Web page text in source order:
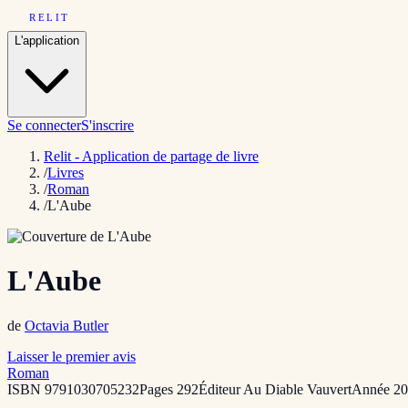
RELIT
L'application
Se connecterS'inscrire
Relit - Application de partage de livre
/Livres
/Roman
/L'Aube
L'Aube
de Octavia Butler
Laisser le premier avis
Roman
ISBN 9791030705232Pages 292ÉditeurAu Diable VauvertAnnée